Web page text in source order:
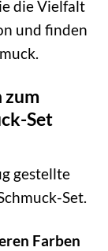
die Vielfalt
und finden
zum
Set
gestellte
Set.
Farben